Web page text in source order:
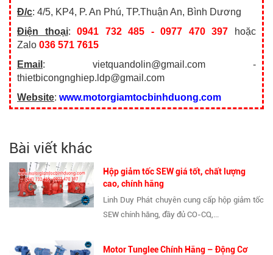
Đ/c: 4/5, KP4, P. An Phú, TP.Thuận An, Bình Dương
Điện thoại:0941 732 485 - 0977 470 397 hoặc
Zalo 036 571 7615
Email : vietquandolin@gmail.com -
thietbicongnghiep.ldp@gmail.com
Website: www.motorgiamtocbinhduong.com
Bài viết khác
Hộp giảm tốc SEW giá tốt, chất lượng
cao, chính hãng
Linh Duy Phát chuyên cung cấp hộp giảm tốc
SEW chính hãng, đầy đủ CO-CQ,...
Motor Tunglee Chính Hãng – Động Cơ